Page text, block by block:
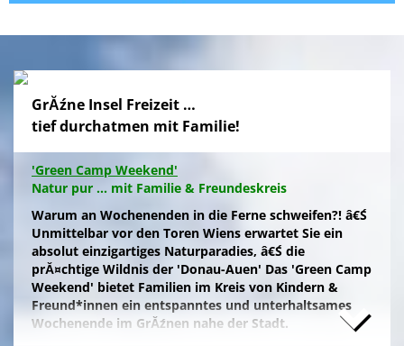
GrĂźne Insel Freizeit …
tief durchatmen mit Familie!
'Green Camp Weekend'
Natur pur ... mit Familie & Freundeskreis
Warum an Wochenenden in die Ferne schweifen?! â€Ś
Unmittelbar vor den Toren Wiens erwartet Sie ein
absolut einzigartiges Naturparadies, â€Ś die
prĂ¤chtige Wildnis der 'Donau-Auen' Das 'Green Camp
Weekend' bietet Familien im Kreis von Kindern &
Freund*innen ein entspanntes und unterhaltsames
Wochenende im GrĂźnen nahe der Stadt.